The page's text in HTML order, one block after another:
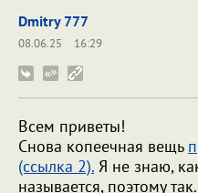
Dmitry 777
08.06.25
16:29
Всем приветы!
Снова копеечная вещь
(ссылка 2). Я не знаю,
называется, поэтому